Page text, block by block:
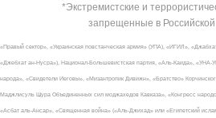
*Экстремистские и
запрещенные в
«Правый сектор», «Украинская повстанческая армия» (УПА), «ИГИЛ»,
«Джебхат ан-Нусра»), Национал-Большевистская партия, «Аль-Каида», «УНА-
народа», «Свидетели Иеговы», «Мизантропик Дивижн», «Братство»
Маджлисуль Шура Объединенных сил моджахедов Кавказа», «Конгресс
«Асбат аль-Ансар», «Священная война» («Аль-Джихад» или «Египетский